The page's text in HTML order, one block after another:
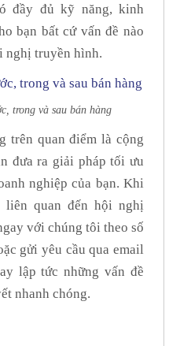
đầy đủ kỹ năng, kinh
bạn bất cứ vấn đề nào
nghị truyền hình.
trong và sau bán hàng
trên quan điểm là cộng
đưa ra giải pháp tối ưu
nghiệp của bạn. Khi
quan đến hội nghị
với chúng tôi theo số
gửi yêu cầu qua email
lập tức những vấn đề
nhanh chóng.